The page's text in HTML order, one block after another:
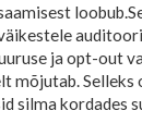
loobub.
ja opt-out
mõjutab. Selleks
silma kordades